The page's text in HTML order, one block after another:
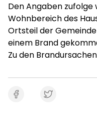
Den Angaben zufolge
Wohnbereich des
Ortsteil der
einem Brand
Zu den